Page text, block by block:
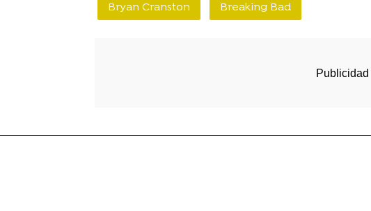
Bryan Cranston Breaking Bad